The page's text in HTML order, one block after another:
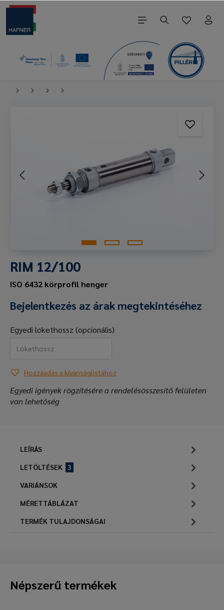
RIM 12/100
ISO 6432 körprofil henger
Bejelentkezés az árak megtekintéséhez
Egyedi lökethossz (opcionális)
Hozzáadás a kívánságlistához
Egyedi igények rögzítésére a rendelésösszesítő felületen
van lehetőség
LEÍRÁS
LETÖLTÉSEK
3
VARIÁNSOK
MÉRETTÁBLÁZAT
TERMÉK TULAJDONSÁGAI
Népszerű termékek